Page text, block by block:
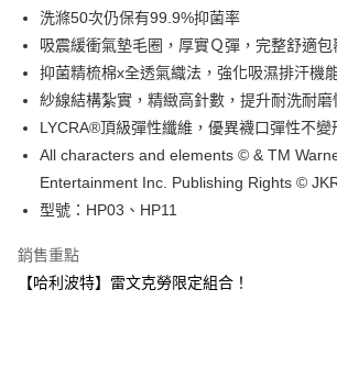
ATM付款
運送方式
付款後全家取貨
每筆NT$100，滿NT$888(含以上)免運費
7-11取貨付款
每筆NT$100，滿NT$888(含以上)免運費
洗滌50次仍保有99.9%抑菌率
吸震緩衝氣墊毛圈，厚實Ｑ彈，完整舒適包
抑菌精梳棉x全透氣織法，強化吸濕排汗機
紗線結構紮實，精緻高針數，提升耐洗耐磨
LYCRA®頂級彈性纖維，優異襪口彈性不變
All characters and elements © & TM
Entertainment Inc. Publishing Rights ©
型號：HP03、HP11
銷售重點
【哈利波特】雷文克勞限定組合！